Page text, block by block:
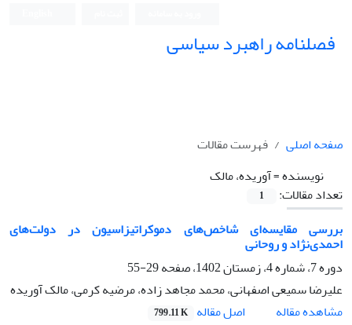
فصلنامه راهبرد سیاسی
صفحه اصلی
فهرست مقالات
نویسنده =آوریده، مالک
تعداد مقالات:
1
بررسی مقایسه‌ای شاخص‌های دموکراتیزاسیون در دولت‌های
احمدی‌نژاد و روحانی
دوره 7، شماره 4، زمستان 1402، صفحه
29-55
علیرضا سمیعی اصفهانی، محمد مجاهد زاده، مرضیه کرمی، مالک آوریده
مشاهده مقاله
اصل مقاله 799.11 K